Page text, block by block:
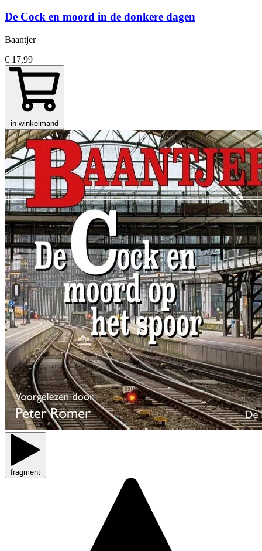
De Cock en moord in de donkere dagen
Baantjer
€ 17,99
in winkelmand
fragment